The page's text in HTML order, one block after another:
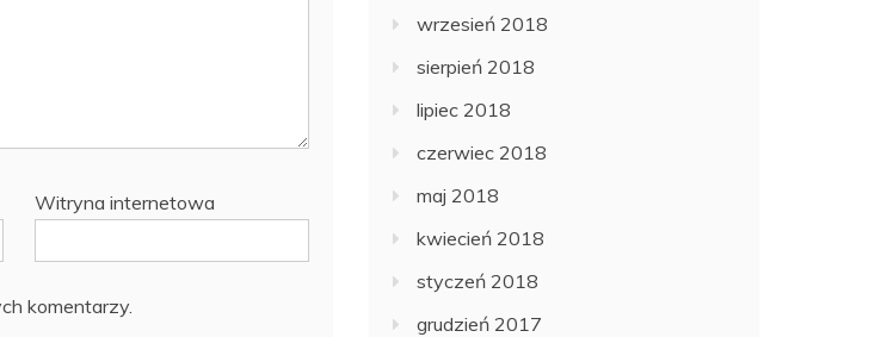
Witryna internetowa
komentarzy.
wrzesień 2018
sierpień 2018
lipiec 2018
czerwiec 2018
maj 2018
kwiecień 2018
styczeń 2018
grudzień 2017